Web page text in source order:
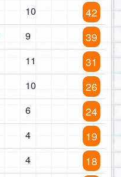
10 42
9 39
11 31
10 26
6 24
4 19
4 18